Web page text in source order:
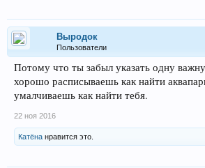
Выродок
Пользователи
Потому что ты забыл указать одну
хорошо расписываешь как найти
умалчиваешь как найти тебя.
22 ноя 2016
Катёна нравится это.